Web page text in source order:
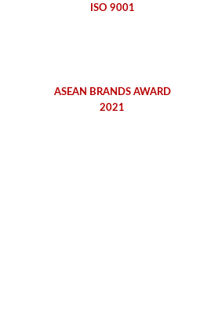
ISO 9001
ASEAN BRANDS AWARD
2021